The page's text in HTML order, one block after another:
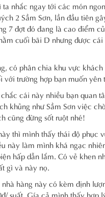
nhắc ngay tới các món
2 Sầm Sơn, lần đầu tiên
7 đợt đó đang là cao điểm
cuối bãi D nhưng được
có phân chia khu vực
với trường hợp bạn muốn
cái này nhiều bạn quan
khủng như Sầm Sơn việc
cũng đừng sốt ruột nhé!
thì mình thấy thái độ phục
này làm mình khá ngạc
hấp dẫn lắm. Có vẻ khen
gì và này nọ.
hàng này có kèm định
suất. Gía cả mình thấy